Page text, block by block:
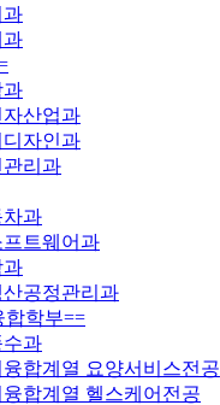
과
과
과
산업과
자인과
리과
차과
트웨어과
과
공정관리과
합학부==
수과
합계열 요양서비스전공
합계열 헬스케어전공